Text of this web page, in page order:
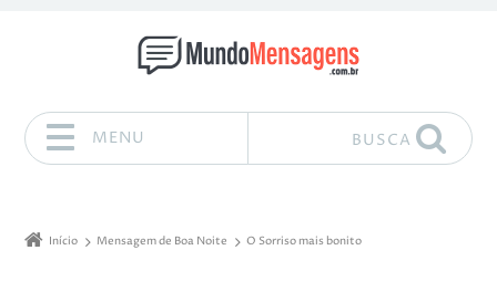
MENU BUSCA
Início Mensagem de Boa Noite O Sorriso mais bonito